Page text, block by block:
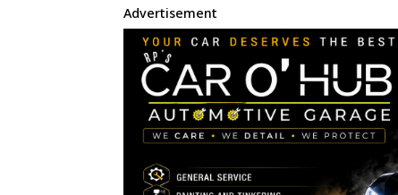
Advertisement